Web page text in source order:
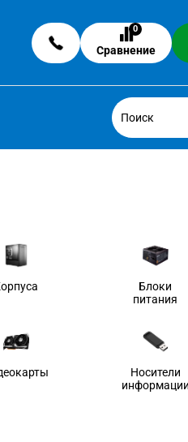
0
Сравнение
Блоки
питания
Носители
информации